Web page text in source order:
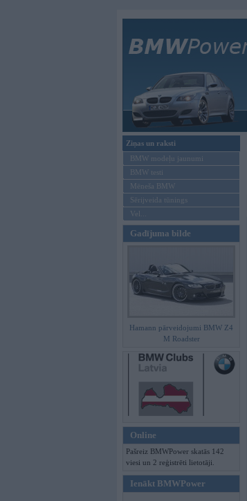
Ziņas un raksti
BMW modeļu jaunumi
BMW testi
Mēneša BMW
Sērijveida tūnings
Vel...
Gadījuma bilde
Hamann pārveidojumi BMW Z4
M Roadster
Online
Pašreiz BMWPower skatās 142
viesi un 2 reģistrēti lietotāji.
Ienākt BMWPower